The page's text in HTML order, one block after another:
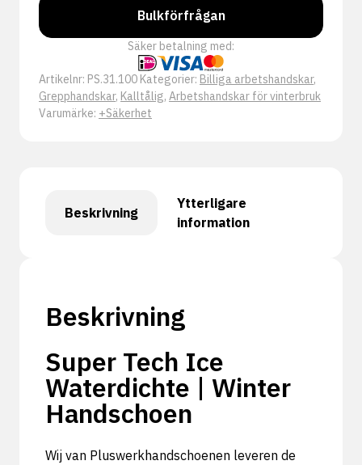
Bulkförfrågan
Säker betalning med:
Artikelnr: PS.31.100 Kategorier: Billiga arbetshandskar,
Grepphandskar, Kalltålig, Arbetshandskar för vinterbruk
Varumärke: +Säkerhet
Beskrivning
Ytterligare
information
Beskrivning
Super Tech Ice
Waterdichte | Winter
Handschoen
Wij van Pluswerkhandschoenen leveren de